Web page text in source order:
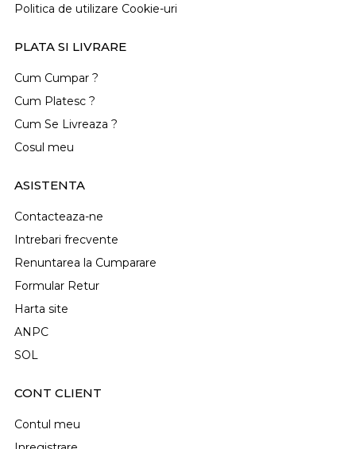
Politica de utilizare Cookie-uri
PLATA SI LIVRARE
Cum Cumpar ?
Cum Platesc ?
Cum Se Livreaza ?
Cosul meu
ASISTENTA
Contacteaza-ne
Intrebari frecvente
Renuntarea la Cumparare
Formular Retur
Harta site
ANPC
SOL
CONT CLIENT
Contul meu